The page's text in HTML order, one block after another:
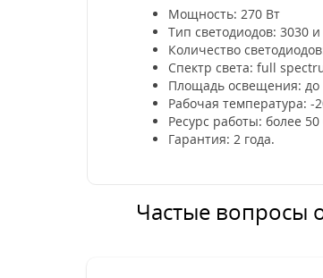
Мощность: 270 Вт
Тип светодиодов: 3030
Количество
Спектр света: full
Площадь освещения: до
Рабочая температура: -
Ресурс работы: более
Гарантия: 2 года.
Частые вопросы